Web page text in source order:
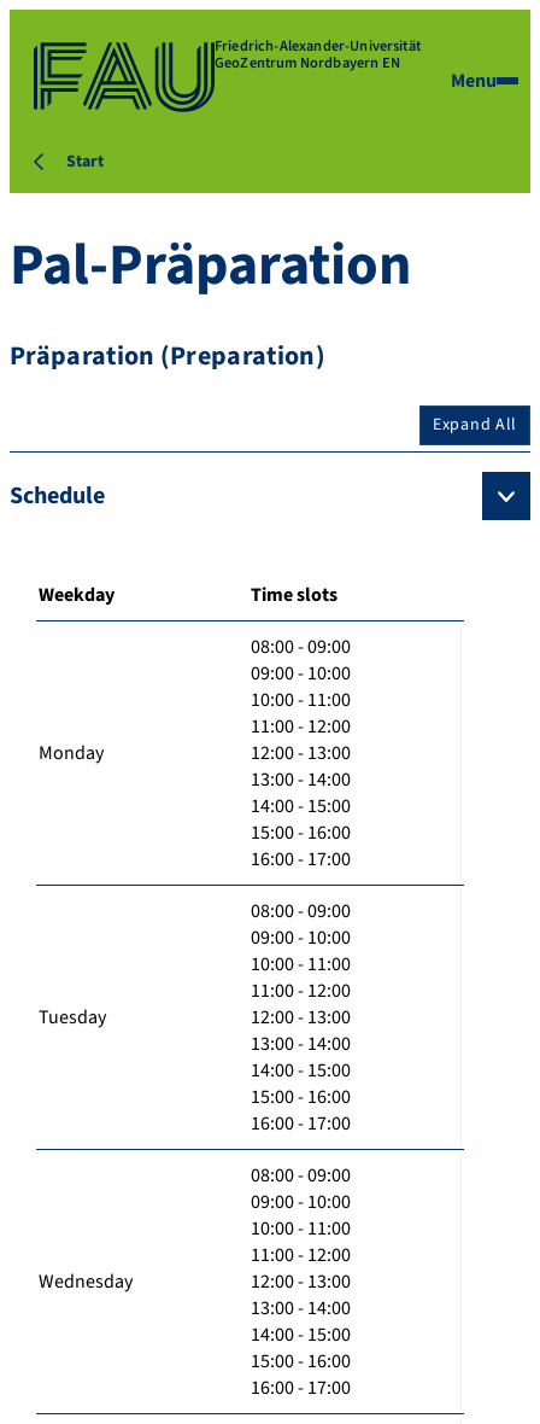
Friedrich-Alexander-Universität
GeoZentrum Nordbayern EN
Menu
Start
Pal-Präparation
Präparation (Preparation)
Expand All
Schedule
Weekday Time slots
Monday
08:00 - 09:00
09:00 - 10:00
10:00 - 11:00
11:00 - 12:00
12:00 - 13:00
13:00 - 14:00
14:00 - 15:00
15:00 - 16:00
16:00 - 17:00
Tuesday
08:00 - 09:00
09:00 - 10:00
10:00 - 11:00
11:00 - 12:00
12:00 - 13:00
13:00 - 14:00
14:00 - 15:00
15:00 - 16:00
16:00 - 17:00
Wednesday
08:00 - 09:00
09:00 - 10:00
10:00 - 11:00
11:00 - 12:00
12:00 - 13:00
13:00 - 14:00
14:00 - 15:00
15:00 - 16:00
16:00 - 17:00